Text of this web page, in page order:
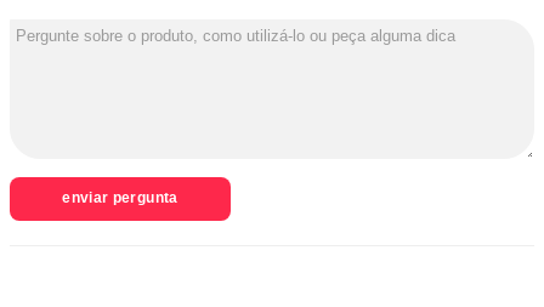
enviar pergunta